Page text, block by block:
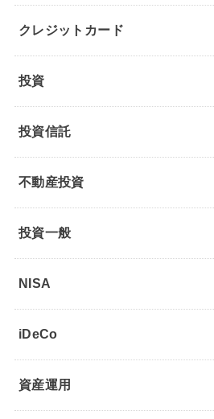
クレジットカード
投資
投資信託
不動産投資
投資一般
NISA
iDeCo
資産運用